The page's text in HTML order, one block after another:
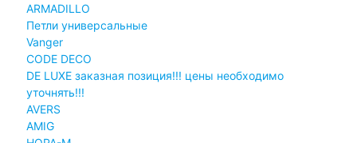
ARMADILLO
Петли универсальные
Vanger
CODE DECO
DE LUXE заказная позиция!!! цены необходимо
уточнять!!!
AVERS
AMIG